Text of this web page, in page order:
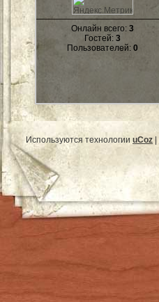
Онлайн всего: 3
Гостей: 3
Пользователей: 0
Используются технологии uCoz